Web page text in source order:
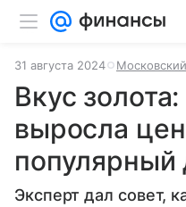
31 августа 2024
Вкус
выросла
популярный
Эксперт дал совет,